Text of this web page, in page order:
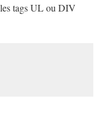
tags UL ou DIV